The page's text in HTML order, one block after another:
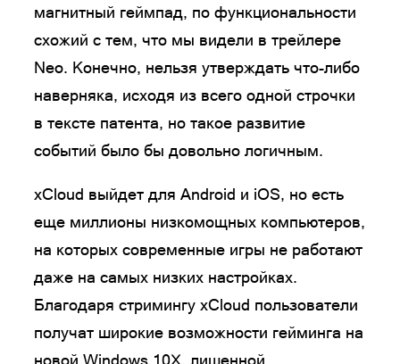
магнитный геймпад, по функциональности
схожий с тем, что мы видели в трейлере
Neo. Конечно, нельзя утверждать что-либо
наверняка, исходя из всего одной строчки
в тексте патента, но такое развитие
событий было бы довольно логичным.
xCloud выйдет для Android и iOS, но есть
еще миллионы низкомощных компьютеров,
на которых современные игры не работают
даже на самых низких настройках.
Благодаря стримингу xCloud пользователи
получат широкие возможности гейминга на
новой Windows 10X, лишенной